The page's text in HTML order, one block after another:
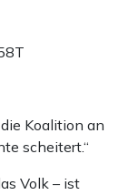
Koalition an
scheitert.“
Volk – ist